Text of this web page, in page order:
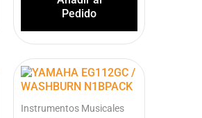
Pedido
Instrumentos Musicales